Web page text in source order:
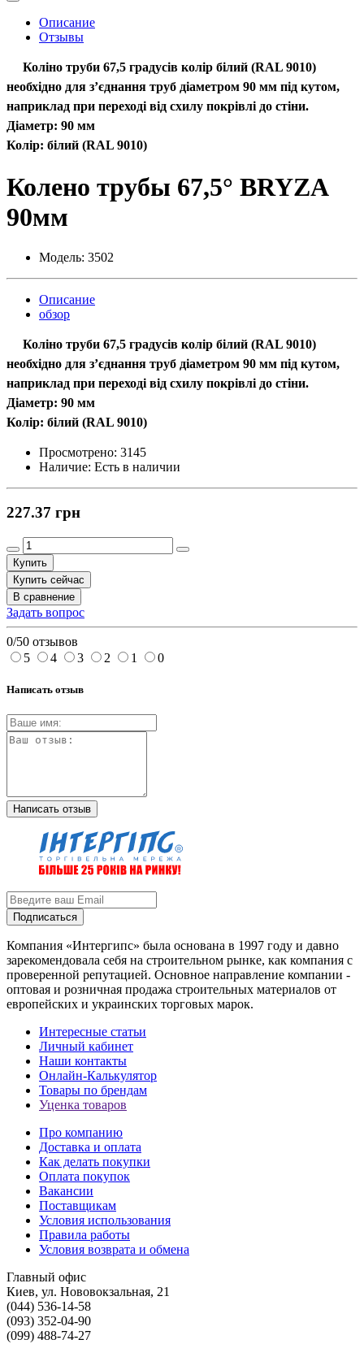
Описание
Отзывы
Коліно труби 67,5 градусів колір білий (RAL 9010)
необхідно для з’єднання труб діаметром 90 мм під кутом,
наприклад при переході від схилу покрівлі до стіни.
Діаметр: 90 мм
Колір: білий (RAL 9010)
Колено трубы 67,5° BRYZA
90мм
Модель: 3502
Описание
обзор
Коліно труби 67,5 градусів колір білий (RAL 9010)
необхідно для з’єднання труб діаметром 90 мм під кутом,
наприклад при переході від схилу покрівлі до стіни.
Діаметр: 90 мм
Колір: білий (RAL 9010)
Просмотрено: 3145
Наличие: Есть в наличии
227.37 грн
Купить
Купить сейчас
В сравнение
Задать вопрос
0/50 отзывов
5
4 3 2 1 0
Написать отзыв
Написать отзыв
Подписаться
Компания «Интергипс» была основана в 1997 году и давно
зарекомендовала себя на строительном рынке, как компания с
проверенной репутацией. Основное направление компании -
оптовая и розничная продажа строительных материалов от
европейских и украинских торговых марок.
Интересные статьи
Личный кабинет
Наши контакты
Онлайн-Калькулятор
Товары по брендам
Уценка товаров
Про компанию
Доставка и оплата
Как делать покупки
Оплата покупок
Вакансии
Поставщикам
Условия использования
Правила работы
Условия возврата и обмена
Главный офис
Киев, ул. Нововокзальная, 21
(044) 536-14-58
(093) 352-04-90
(099) 488-74-27